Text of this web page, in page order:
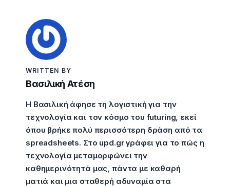
WRITTEN BY
Βασιλική Ατέση
Η Βασιλική άφησε τη λογιστική για την
τεχνολογία και τον κόσμο του futuring, εκεί
όπου βρήκε πολύ περισσότερη δράση από τα
spreadsheets. Στο upd.gr γράφει για το πώς η
τεχνολογία μεταμορφώνει την
καθημερινότητά μας, πάντα με καθαρή
ματιά και μια σταθερή αδυναμία στα